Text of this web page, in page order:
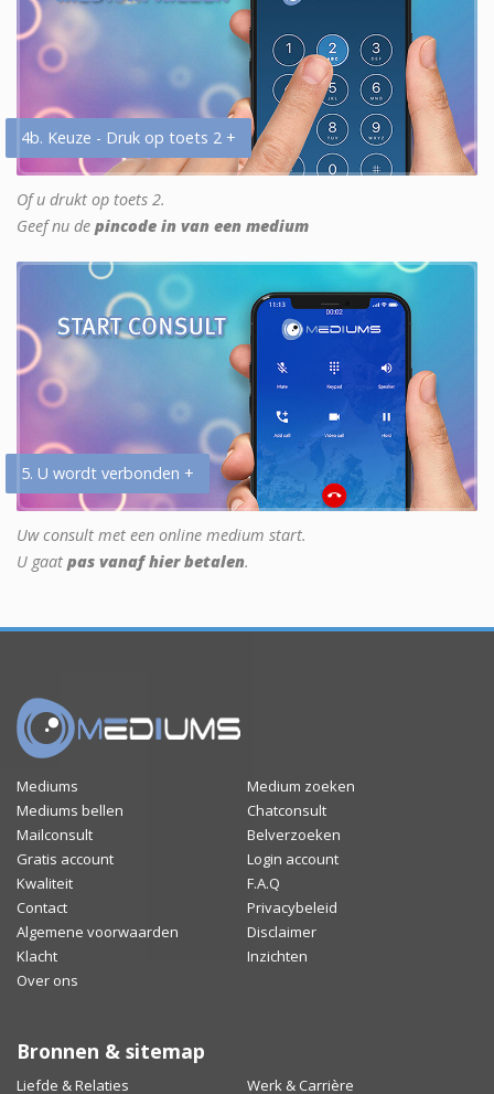
4b. Keuze - Druk op toets 2 +
Of u drukt op toets 2.
Geef nu de pincode in van een medium
5. U wordt verbonden +
Uw consult met een online medium start.
U gaat pas vanaf hier betalen.
Mediums
Medium zoeken
Mediums bellen
Chatconsult
Mailconsult
Belverzoeken
Gratis account
Login account
Kwaliteit
F.A.Q
Contact
Privacybeleid
Algemene voorwaarden
Disclaimer
Klacht
Inzichten
Over ons
Bronnen & sitemap
Liefde & Relaties Werk & Carrière